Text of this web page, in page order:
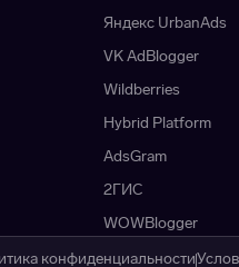
Яндекс UrbanAds
VK AdBlogger
Wildberries
Hybrid Platform
AdsGram
2ГИС
WOWBlogger
конфиденциальности